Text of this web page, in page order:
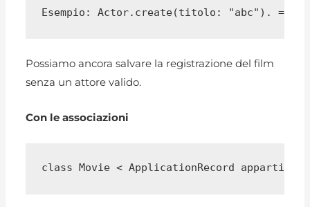
Esempio: Actor.create(titolo: "abc"). =>
Possiamo ancora salvare la registrazione del film
senza un attore valido.
Con le associazioni
class Movie < ApplicationRecord